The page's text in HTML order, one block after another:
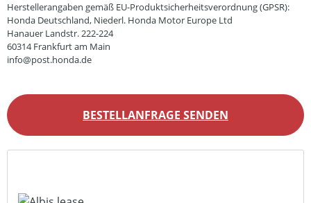
Herstellerangaben gemäß EU-Produktsicherheitsverordnung (GPSR):
Honda Deutschland, Niederl. Honda Motor Europe Ltd
Hanauer Landstr. 222-224
60314 Frankfurt am Main
info@post.honda.de
BESTELLANFRAGE SENDEN